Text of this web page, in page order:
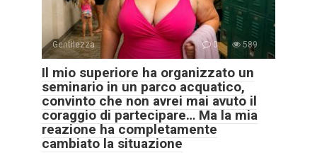
Gentilezza 0 589
Il mio superiore ha organizzato un
seminario in un parco acquatico,
convinto che non avrei mai avuto il
coraggio di partecipare… Ma la mia
reazione ha completamente
cambiato la situazione